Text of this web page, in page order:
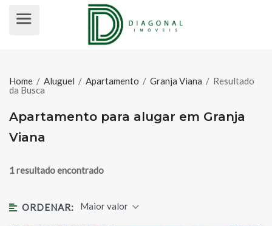
Home / Aluguel / Apartamento / Granja Viana / Resultado
da Busca
Apartamento para alugar em Granja
Viana
1 resultado encontrado
ORDENAR: Maior valor